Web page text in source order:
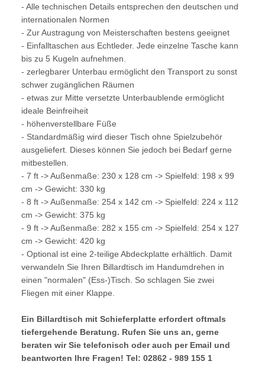
- Alle technischen Details entsprechen den deutschen und
internationalen Normen
- Zur Austragung von Meisterschaften bestens geeignet
- Einfalltaschen aus Echtleder. Jede einzelne Tasche kann
bis zu 5 Kugeln aufnehmen.
- zerlegbarer Unterbau ermöglicht den Transport zu sonst
schwer zugänglichen Räumen
- etwas zur Mitte versetzte Unterbaublende ermöglicht
ideale Beinfreiheit
- höhenverstellbare Füße
- Standardmäßig wird dieser Tisch ohne Spielzubehör
ausgeliefert. Dieses können Sie jedoch bei Bedarf gerne
mitbestellen.
- 7 ft -> Außenmaße: 230 x 128 cm -> Spielfeld: 198 x 99
cm -> Gewicht: 330 kg
- 8 ft -> Außenmaße: 254 x 142 cm -> Spielfeld: 224 x 112
cm -> Gewicht: 375 kg
- 9 ft -> Außenmaße: 282 x 155 cm -> Spielfeld: 254 x 127
cm -> Gewicht: 420 kg
- Optional ist eine 2-teilige Abdeckplatte erhältlich. Damit
verwandeln Sie Ihren Billardtisch im Handumdrehen in
einen "normalen" (Ess-)Tisch. So schlagen Sie zwei
Fliegen mit einer Klappe.
Ein Billardtisch mit Schieferplatte erfordert oftmals
tiefergehende Beratung. Rufen Sie uns an, gerne
beraten wir Sie telefonisch oder auch per Email und
beantworten Ihre Fragen! Tel: 02862 - 989 155 1